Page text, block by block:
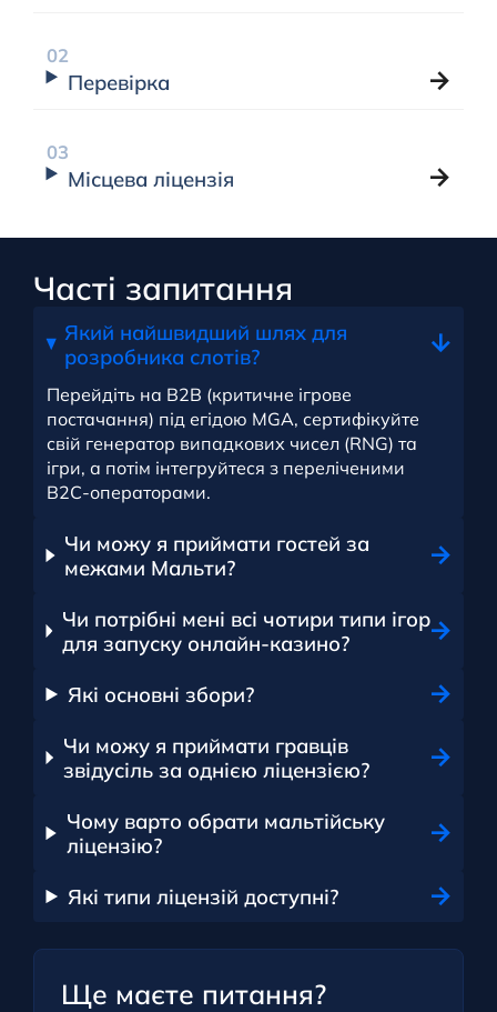
Перевірка
Місцева ліцензія
Часті запитання
Який найшвидший шлях для
розробника слотів?
Перейдіть на B2B (критичне ігрове
постачання) під егідою MGA, сертифікуйте
свій генератор випадкових чисел (RNG) та
ігри, а потім інтегруйтеся з переліченими
B2C-операторами.
Чи можу я приймати гостей за
межами Мальти?
Чи потрібні мені всі чотири типи ігор
для запуску онлайн-казино?
Які основні збори?
Чи можу я приймати гравців
звідусіль за однією ліцензією?
Чому варто обрати мальтійську
ліцензію?
Які типи ліцензій доступні?
Ще маєте питання?